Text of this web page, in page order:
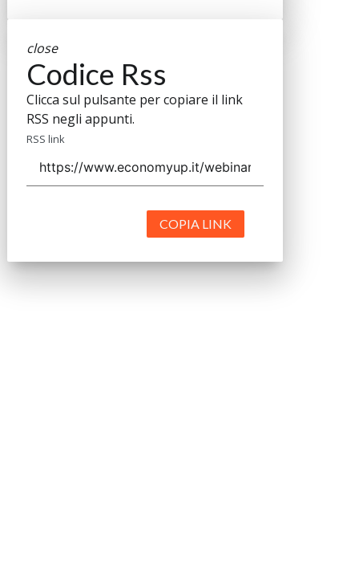
close
Codice Rss
Clicca sul pulsante per copiare il link
RSS negli appunti.
RSS link
COPIA LINK